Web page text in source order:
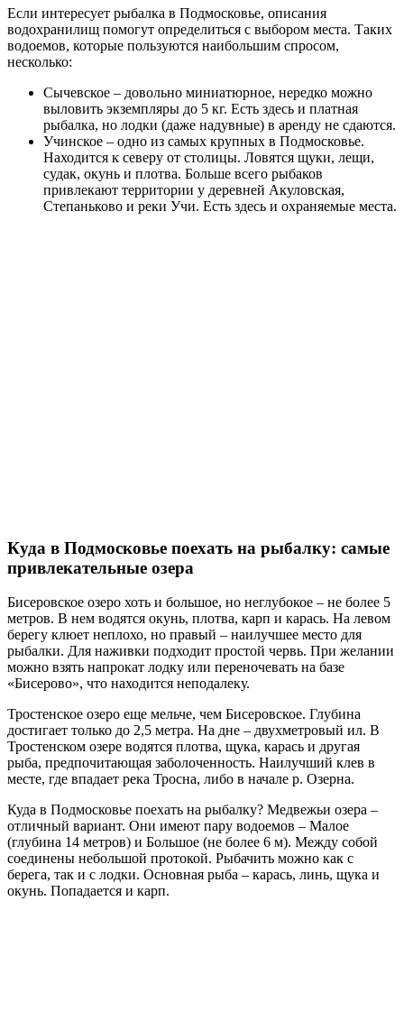
Если интересует рыбалка в Подмосковье, описания
водохранилищ помогут определиться с выбором места. Таких
водоемов, которые пользуются наибольшим спросом,
несколько:
Сычевское – довольно миниатюрное, нередко можно
выловить экземпляры до 5 кг. Есть здесь и платная
рыбалка, но лодки (даже надувные) в аренду не сдаются.
Учинское – одно из самых крупных в Подмосковье.
Находится к северу от столицы. Ловятся щуки, лещи,
судак, окунь и плотва. Больше всего рыбаков
привлекают территории у деревней Акуловская,
Степаньково и реки Учи. Есть здесь и охраняемые места.
Куда в Подмосковье поехать на рыбалку: самые
привлекательные озера
Бисеровское озеро хоть и большое, но неглубокое – не более 5
метров. В нем водятся окунь, плотва, карп и карась. На левом
берегу клюет неплохо, но правый – наилучшее место для
рыбалки. Для наживки подходит простой червь. При желании
можно взять напрокат лодку или переночевать на базе
«Бисерово», что находится неподалеку.
Тростенское озеро еще мельче, чем Бисеровское. Глубина
достигает только до 2,5 метра. На дне – двухметровый ил. В
Тростенском озере водятся плотва, щука, карась и другая
рыба, предпочитающая заболоченность. Наилучший клев в
месте, где впадает река Тросна, либо в начале р. Озерна.
Куда в Подмосковье поехать на рыбалку? Медвежьи озера –
отличный вариант. Они имеют пару водоемов – Малое
(глубина 14 метров) и Большое (не более 6 м). Между собой
соединены небольшой протокой. Рыбачить можно как с
берега, так и с лодки. Основная рыба – карась, линь, щука и
окунь. Попадается и карп.